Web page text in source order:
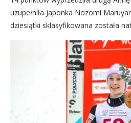
uzupełniła Japonka Nozomi
dziesiątki sklasyfikowana została